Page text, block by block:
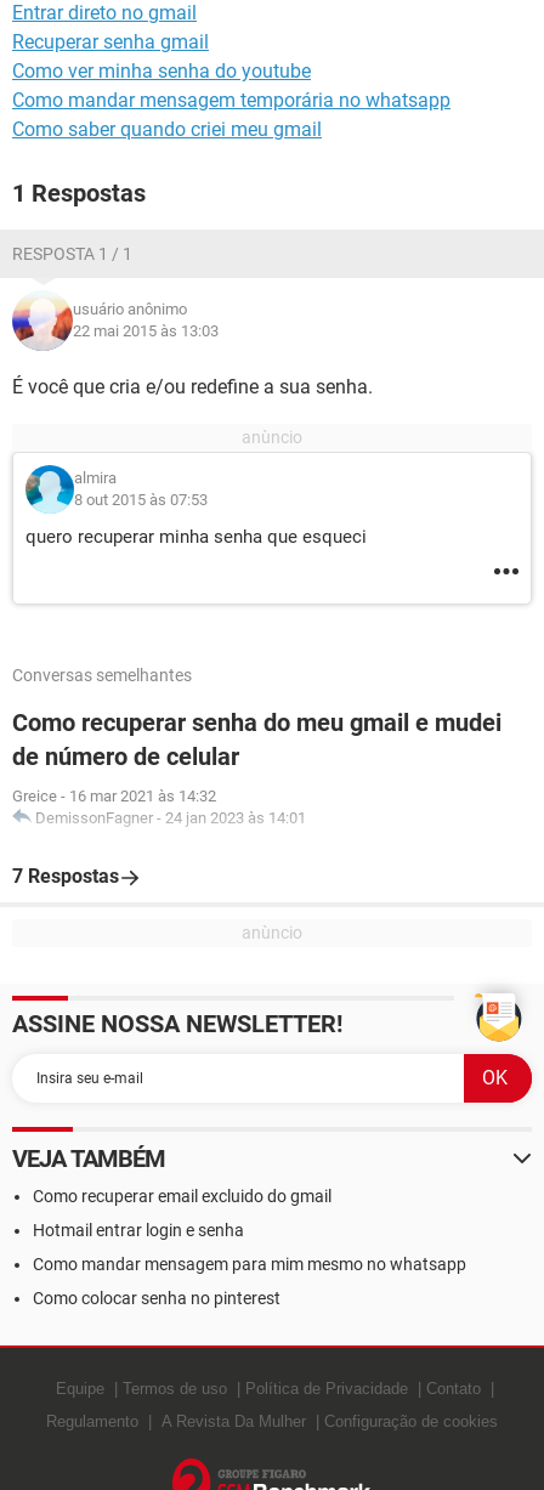
Entrar direto no gmail
Recuperar senha gmail
Como ver minha senha do youtube
Como mandar mensagem temporária no whatsapp
Como saber quando criei meu gmail
1 Respostas
RESPOSTA 1 / 1
usuário anônimo
22 mai 2015 às 13:03
É você que cria e/ou redefine a sua senha.
almira
8 out 2015 às 07:53
quero recuperar minha senha que esqueci
Conversas semelhantes
Como recuperar senha do meu gmail e mudei
de número de celular
Greice - 16 mar 2021 às 14:32
DemissonFagner - 24 jan 2023 às 14:01
7 Respostas
ASSINE NOSSA NEWSLETTER!
VEJA TAMBÉM
Como recuperar email excluido do gmail
Hotmail entrar login e senha
Como mandar mensagem para mim mesmo no whatsapp
Como colocar senha no pinterest
Equipe Termos de uso Política de Privacidade
Contato
Regulamento
A Revista Da Mulher Configuração de cookies